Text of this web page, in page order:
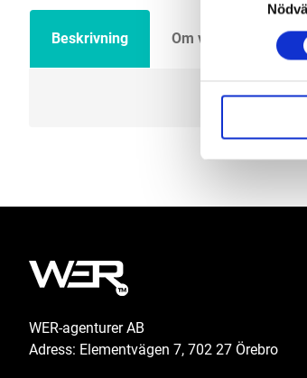
Beskrivning Om varumärket
WER-agenturer AB
Adress: Elementvägen 7, 702 27 Örebro